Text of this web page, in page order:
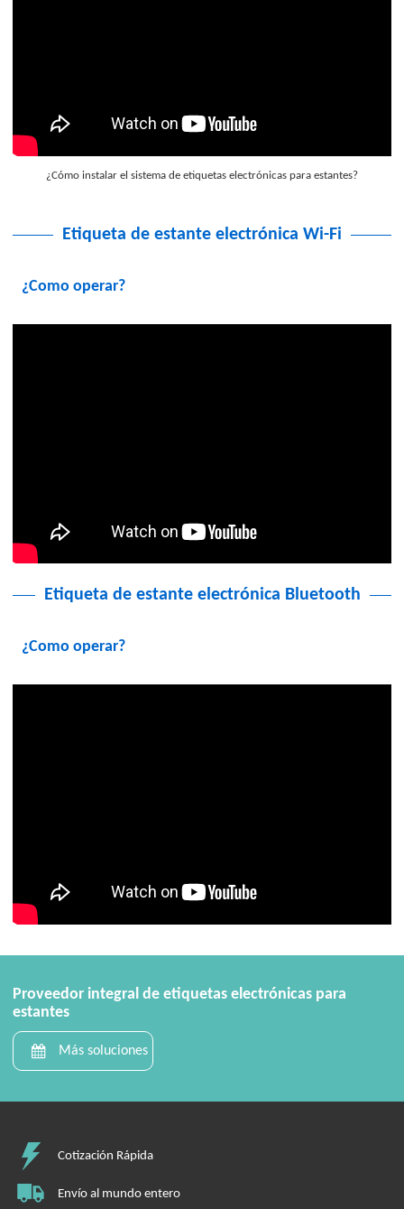
¿Cómo instalar el sistema de etiquetas electrónicas para estantes?
Etiqueta de estante electrónica Wi-Fi
¿Como operar?
Etiqueta de estante electrónica Bluetooth
¿Como operar?
Proveedor integral de etiquetas electrónicas para
estantes
Más soluciones
Cotización Rápida
Envío al mundo entero